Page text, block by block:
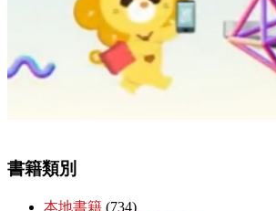
書籍類別
本地書籍 (734)